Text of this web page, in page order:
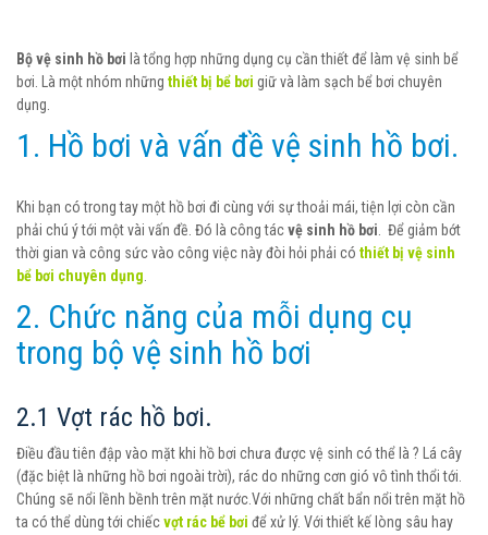
Bộ vệ sinh hồ bơi là tổng hợp những dụng cụ cần thiết để làm vệ sinh bể
bơi. Là một nhóm những thiết bị bể bơi giữ và làm sạch bể bơi chuyên
dụng.
1. Hồ bơi và vấn đề vệ sinh hồ bơi.
Khi bạn có trong tay một hồ bơi đi cùng với sự thoải mái, tiện lợi còn cần
phải chú ý tới một vài vấn đề. Đó là công tácvệ sinh hồ bơi . Để giảm bớt
thời gian và công sức vào công việc này đòi hỏi phải có thiết bị vệ sinh
bể bơi chuyên dụng
2. Chức năng của mỗi dụng cụ
trong bộ vệ sinh hồ bơi
2.1 Vợt rác hồ bơi.
Điều đầu tiên đập vào mặt khi hồ bơi chưa được vệ sinh có thể là ? Lá cây
(đặc biệt là những hồ bơi ngoài trời), rác do những cơn gió vô tình thổi tới.
Chúng sẽ nổi lềnh bềnh trên mặt nước.Với những chất bẩn nổi trên mặt hồ
ta có thể dùng tới chiếcvợt rác bể bơi để xử lý. Với thiết kế lòng sâu hay